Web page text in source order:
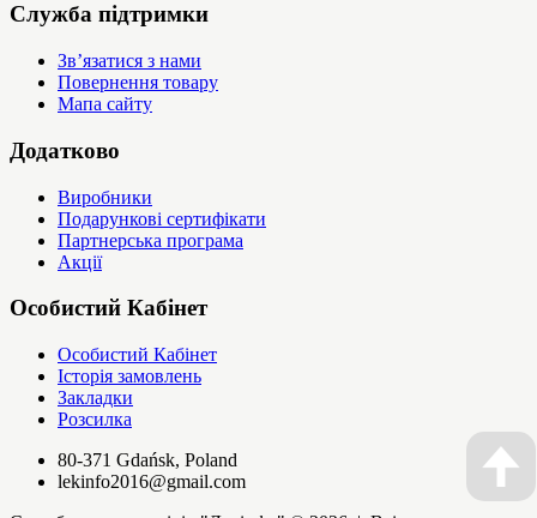
Служба підтримки
Зв’язатися з нами
Повернення товару
Мапа сайту
Додатково
Виробники
Подарункові сертифікати
Партнерська програма
Акції
Особистий Кабінет
Особистий Кабінет
Історія замовлень
Закладки
Розсилка
80-371 Gdańsk, Poland
lekinfo2016@gmail.com